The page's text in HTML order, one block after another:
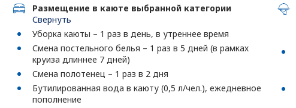
Размещение в каюте выбранной категории
Свернуть
Уборка каюты – 1 раз в день, в утреннее время
Смена постельного белья – 1 раз в 5 дней (в рамках
круиза длиннее 7 дней)
Смена полотенец – 1 раз в 2 дня
Бутилированная вода в каюту (0,5 л/чел.), ежедневное
пополнение